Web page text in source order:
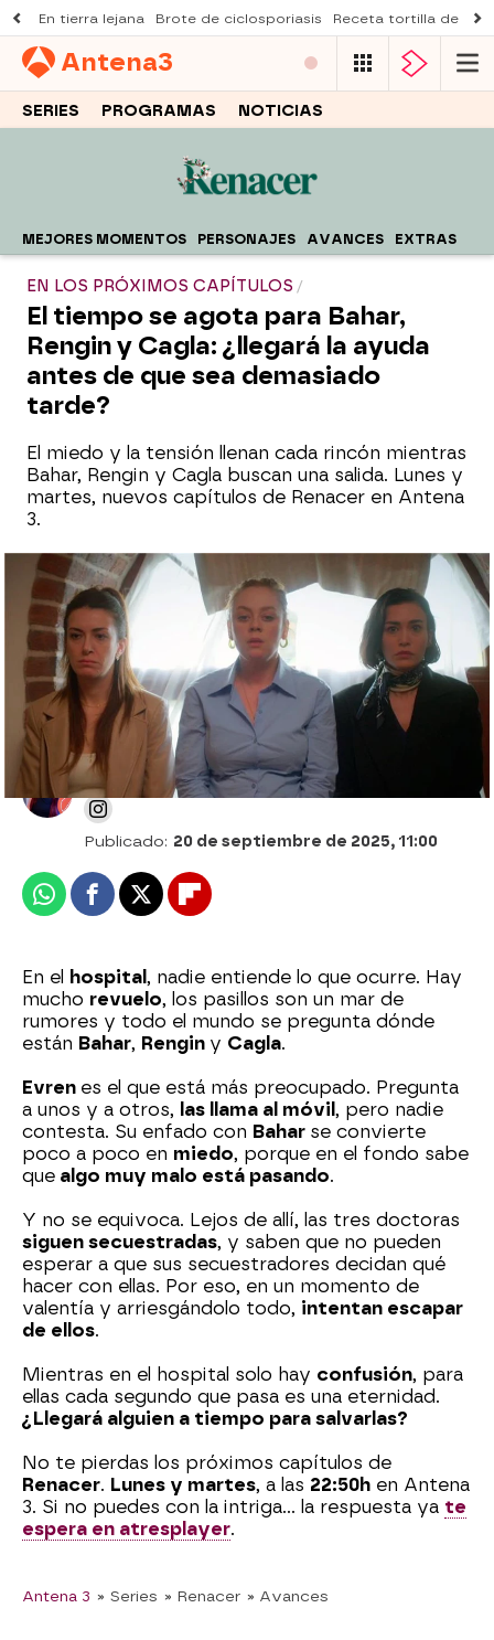
En tierra lejana Brote de ciclosporiasis Receta tortilla de
Antena3
SERIES PROGRAMAS NOTICIAS
MEJORES MOMENTOS PERSONAJES AVANCES EXTRAS
EN LOS PRÓXIMOS CAPÍTULOS
El tiempo se agota para Bahar,
Rengin y Cagla: ¿llegará la ayuda
antes de que sea demasiado
tarde?
El miedo y la tensión llenan cada rincón mientras
Bahar, Rengin y Cagla buscan una salida. Lunes y
martes, nuevos capítulos de Renacer en Antena
3.
Tura comienza su venganza: Çagla y
Bahar... ¡amenazadas y secuestradas!
Desirée Castillo
Publicado: 20 de septiembre de 2025, 11:00
WhatsappFacebook
X Flipboard
En el hospital , nadie entiende lo que ocurre. Hay
mucho revuelo, los pasillos son un mar de
rumores y todo el mundo se pregunta dónde
están Bahar, Rengin y Cagla.
Evren es el que está más preocupado. Pregunta
a unos y a otros, las llama al móvil , pero nadie
contesta. Su enfado con Bahar se convierte
poco a poco en miedo, porque en el fondo sabe
que algo muy malo está pasando.
Y no se equivoca. Lejos de allí, las tres doctoras
siguen secuestradas, y saben que no pueden
esperar a que sus secuestradores decidan qué
hacer con ellas. Por eso, en un momento de
valentía y arriesgándolo todo, intentan escapar
de ellos.
Mientras en el hospital solo hay confusión, para
ellas cada segundo que pasa es una eternidad.
¿Llegará alguien a tiempo para salvarlas?
No te pierdas los próximos capítulos de
Renacer. Lunes y martes, a las 22:50h en Antena
3. Si no puedes con la intriga... la respuesta ya te
espera en atresplayer.
Antena 3 » Series » Renacer » Avances